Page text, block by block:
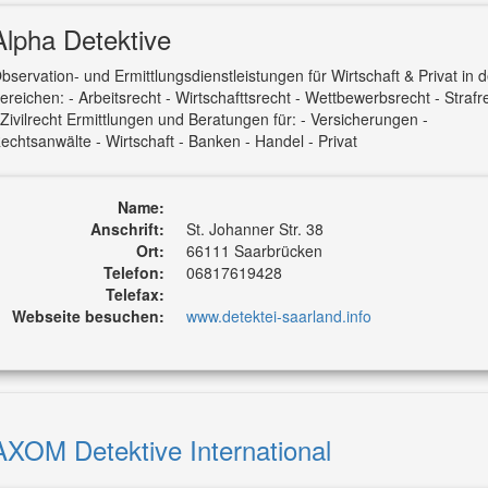
Detektive
und Ermittlungsdienstleistungen für Wirtschaft & Privat in
- Arbeitsrecht - Wirtschafttsrecht - Wettbewerbsrecht -
Ermittlungen und Beratungen für: - Versicherungen -
- Wirtschaft - Banken - Handel - Privat
Name:
Anschrift:
St. Johanner Str. 38
Ort:
66111 Saarbrücken
Telefon:
06817619428
Telefax:
Webseite besuchen:
www.detektei-saarland.info
Detektive International